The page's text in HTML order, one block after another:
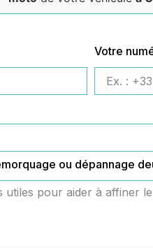
Votre
ou dépannage